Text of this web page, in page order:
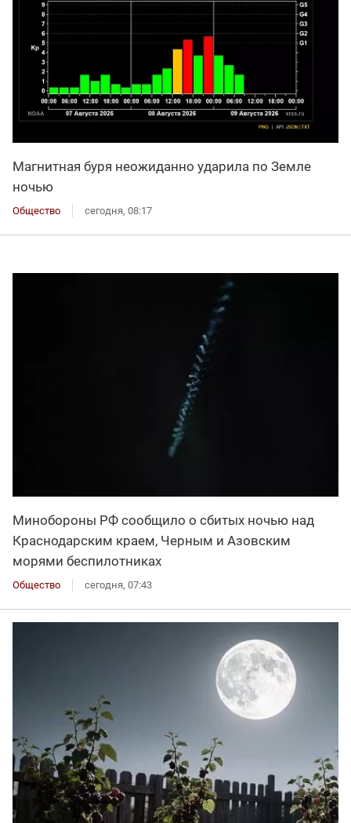
Магнитная буря неожиданно ударила по Земле
ночью
Общество сегодня, 08:17
Минобороны РФ сообщило о сбитых ночью над
Краснодарским краем, Черным и Азовским
морями беспилотниках
Общество сегодня, 07:43